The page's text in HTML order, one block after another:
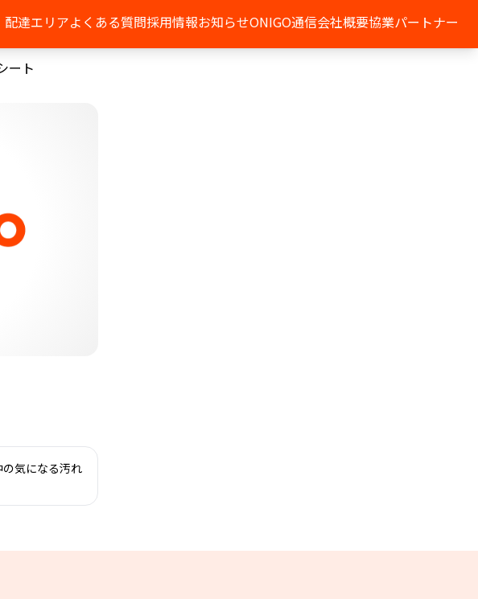
配達エリアよくある質問採用情報お知らせONIGO通信会社概要協業パートナー
ート
気になる汚れ